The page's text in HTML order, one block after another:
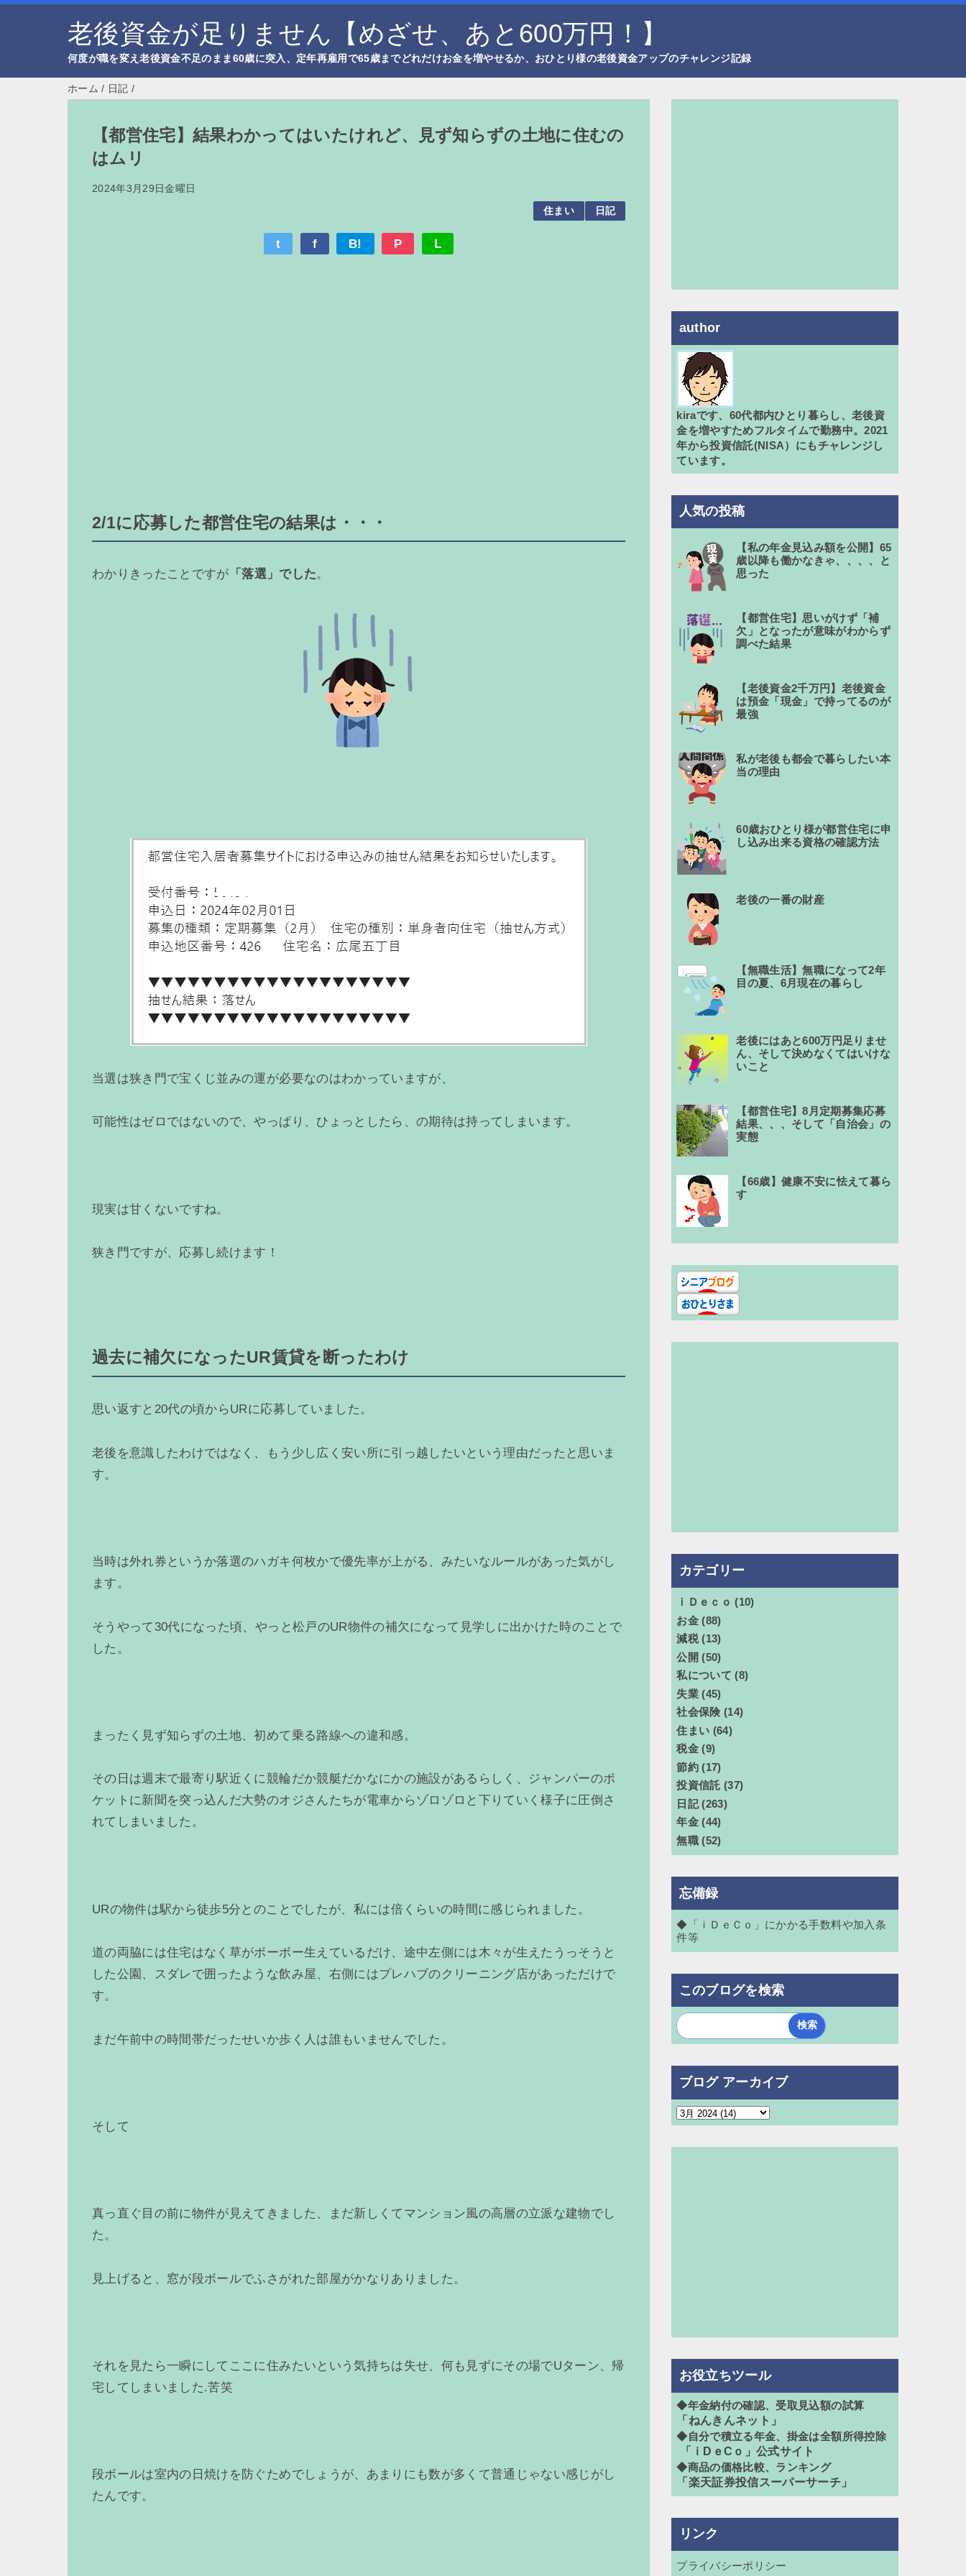
老後資金が足りません【めざせ、あと600万円！】
何度が職を変え老後資金不足のまま60歳に突入、定年再雇用で65歳までどれだけお金を増やせるか、おひとり様の老後資金アップのチャレンジ記録
ホーム / 日記 /
【都営住宅】結果わかってはいたけれど、見ず知らずの土地に住むの
はムリ
2024年3月29日金曜日
住まい 日記
t f B! P L
2/1に応募した都営住宅の結果は・・・
わかりきったことですが 「落選」でした。
当選は狭き門で宝くじ並みの運が必要なのはわかっていますが、
可能性はゼロではないので、やっぱり、ひょっとしたら、の期待は持ってしまいます。
現実は甘くないですね。
狭き門ですが、応募し続けます！
過去に補欠になったUR賃貸を断ったわけ
思い返すと20代の頃からURに応募していました。
老後を意識したわけではなく、もう少し広く安い所に引っ越したいという理由だったと思いま
す。
当時は外れ券というか落選のハガキ何枚かで優先率が上がる、みたいなルールがあった気がし
ます。
そうやって30代になった頃、やっと松戸のUR物件の補欠になって見学しに出かけた時のことで
した。
まったく見ず知らずの土地、初めて乗る路線への違和感。
その日は週末で最寄り駅近くに競輪だか競艇だかなにかの施設があるらしく、ジャンパーのポ
ケットに新聞を突っ込んだ大勢のオジさんたちが電車からゾロゾロと下りていく様子に圧倒さ
れてしまいました。
URの物件は駅から徒歩5分とのことでしたが、私には倍くらいの時間に感じられました。
道の両脇には住宅はなく草がボーボー生えているだけ、途中左側には木々が生えたうっそうと
した公園、スダレで囲ったような飲み屋、右側にはプレハブのクリーニング店があっただけで
す。
まだ午前中の時間帯だったせいか歩く人は誰もいませんでした。
そして
真っ直ぐ目の前に物件が見えてきました、まだ新しくてマンション風の高層の立派な建物でし
た。
見上げると、窓が段ボールでふさがれた部屋がかなりありました。
それを見たら一瞬にしてここに住みたいという気持ちは失せ、何も見ずにその場でUターン、帰
宅してしまいました.苦笑
段ボールは室内の日焼けを防ぐためでしょうが、あまりにも数が多くて普通じゃない感じがし
たんです。
author
kiraです、60代都内ひとり暮らし、老後資
金を増やすためフルタイムで勤務中。2021
年から投資信託(NISA）にもチャレンジし
ています。
人気の投稿
【私の年金見込み額を公開】65
歳以降も働かなきゃ、、、、と
思った
【都営住宅】思いがけず「補
欠」となったが意味がわからず
調べた結果
【老後資金2千万円】老後資金
は預金「現金」で持ってるのが
最強
私が老後も都会で暮らしたい本
当の理由
60歳おひとり様が都営住宅に申
し込み出来る資格の確認方法
老後の一番の財産
【無職生活】無職になって2年
目の夏、6月現在の暮らし
老後にはあと600万円足りませ
ん、そして決めなくてはいけな
いこと
【都営住宅】8月定期募集応募
結果、、、そして「自治会」の
実態
【66歳】健康不安に怯えて暮ら
す
カテゴリー
ｉＤｅｃｏ (10)
お金 (88)
減税 (13)
公開 (50)
私について (8)
失業 (45)
社会保険 (14)
住まい (64)
税金 (9)
節約 (17)
投資信託 (37)
日記 (263)
年金 (44)
無職 (52)
忘備録
◆「ｉＤｅＣｏ」にかかる手数料や加入条
件等
このブログを検索
ブログ アーカイブ
お役立ちツール
◆年金納付の確認、受取見込額の試算
「ねんきんネット」
◆自分で積立る年金、掛金は全額所得控除
「ｉDｅCｏ」公式サイト
◆商品の価格比較、ランキング
「楽天証券投信スーパーサーチ」
リンク
プライバシーポリシー